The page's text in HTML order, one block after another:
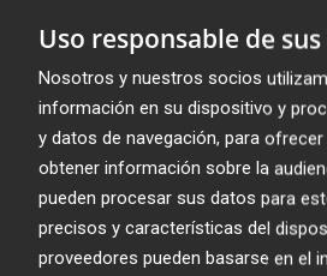
Uso responsable de
Nosotros y nuestros socios
información en su dispositivo y
y datos de navegación, para
obtener información sobre la
pueden procesar sus datos para
precisos y características del
proveedores pueden basarse en el